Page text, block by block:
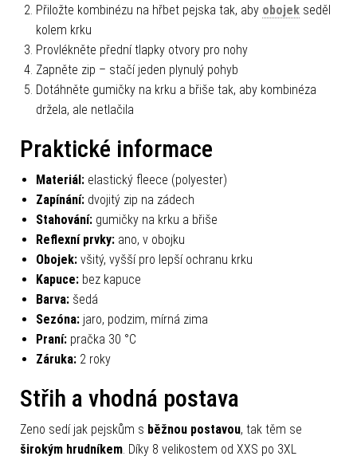
Přiložte kombinézu na hřbet pejska tak, aby obojek seděl
kolem krku
Provlékněte přední tlapky otvory pro nohy
Zapněte zip – stačí jeden plynulý pohyb
Dotáhněte gumičky na krku a břiše tak, aby kombinéza
držela, ale netlačila
Praktické informace
Materiál: elastický fleece (polyester)
Zapínání: dvojitý zip na zádech
Stahování: gumičky na krku a břiše
Reflexní prvky: ano, v obojku
Obojek: všitý, vyšší pro lepší ochranu krku
Kapuce: bez kapuce
Barva: šedá
Sezóna: jaro, podzim, mírná zima
Praní: pračka 30 °C
Záruka: 2 roky
Střih a vhodná postava
Zeno sedí jak pejskům s běžnou postavou, tak těm se
širokým hrudníkem . Díky 8 velikostem od XXS po 3XL